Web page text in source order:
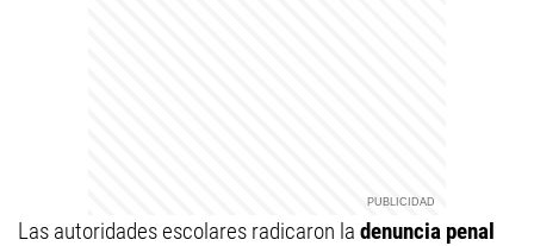
Las autoridades escolares radicaron la denuncia penal